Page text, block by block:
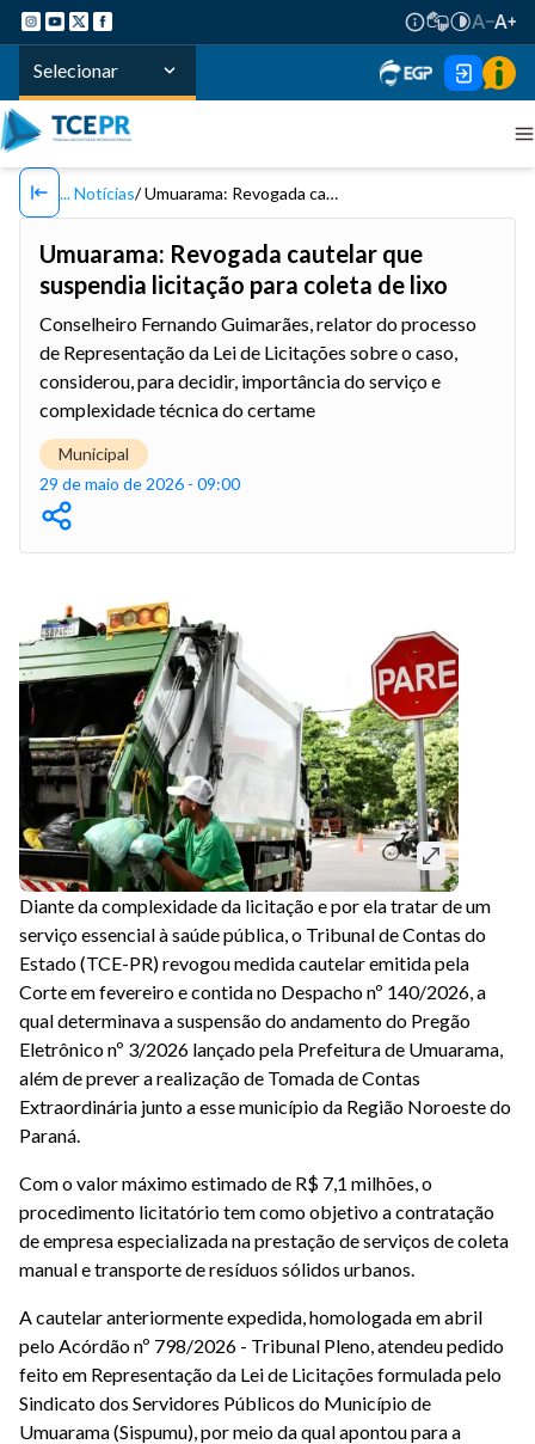
Selecionar
Notícias Umuarama: Revogada cautelar que suspendia licitação para coleta de lixo
Umuarama: Revogada cautelar que
suspendia licitação para coleta de lixo
Conselheiro Fernando Guimarães, relator do processo
de Representação da Lei de Licitações sobre o caso,
considerou, para decidir, importância do serviço e
complexidade técnica do certame
Municipal
29 de maio de 2026 - 09:00
Diante da complexidade da licitação e por ela tratar de um
serviço essencial à saúde pública, o Tribunal de Contas do
Estado (TCE-PR) revogou medida cautelar emitida pela
Corte em fevereiro e contida no Despacho nº 140/2026, a
qual determinava a suspensão do andamento do Pregão
Eletrônico nº 3/2026 lançado pela Prefeitura de Umuarama,
além de prever a realização de Tomada de Contas
Extraordinária junto a esse município da Região Noroeste do
Paraná.
Com o valor máximo estimado de R$ 7,1 milhões, o
procedimento licitatório tem como objetivo a contratação
de empresa especializada na prestação de serviços de coleta
manual e transporte de resíduos sólidos urbanos.
A cautelar anteriormente expedida, homologada em abril
pelo Acórdão nº 798/2026 - Tribunal Pleno, atendeu pedido
feito em Representação da Lei de Licitações formulada pelo
Sindicato dos Servidores Públicos do Município de
Umuarama (Sispumu), por meio da qual apontou para a